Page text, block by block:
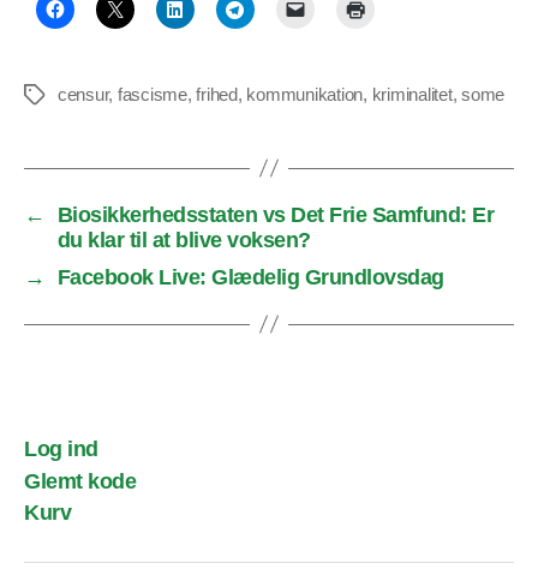
Tagscensur, fascisme,frihed, kommunikation, kriminalitet,some
←
Biosikkerhedsstaten vs Det Frie Samfund: Er
du klar til at blive voksen?
→
Facebook Live: Glædelig Grundlovsdag
Log ind
Glemt kode
Kurv